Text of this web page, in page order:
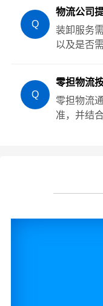
Q
物流公司
装卸服务
以及是否
Q
零担物流
零担物流
准，并结